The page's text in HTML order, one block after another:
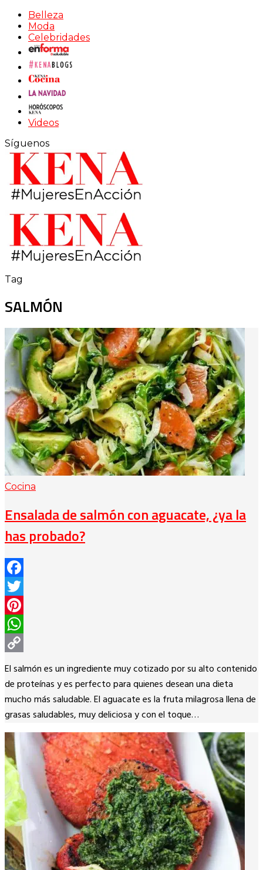
Belleza
Moda
Celebridades
Videos
Síguenos
Tag
SALMÓN
Cocina
Ensalada de salmón con aguacate, ¿ya la
has probado?
Facebook
Twitter
Pinterest
WhatsApp
Copy
Link
El salmón es un ingrediente muy cotizado por su alto contenido
de proteínas y es perfecto para quienes desean una dieta
mucho más saludable. El aguacate es la fruta milagrosa llena de
grasas saludables, muy deliciosa y con el toque…